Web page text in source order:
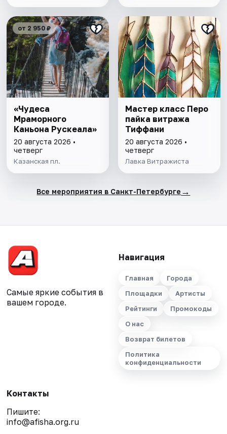
от 2 950 ₽
«Чудеса
Мраморного
Каньона Рускеала»
20 августа 2026 •
четверг
Казанская пл.
Мастер класс Перо
пайка витража
Тиффани
20 августа 2026 •
четверг
Лавка Витражиста
Все мероприятия в Санкт-Петербурге →
Самые яркие события в
вашем городе.
Навигация
Главная
Города
Площадки
Артисты
Рейтинги
Промокоды
О нас
Возврат билетов
Политика
конфиденциальности
Контакты
Пишите:
info@afisha.org.ru